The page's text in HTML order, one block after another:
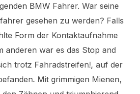
BMW Fahrer. War seine
gesehen zu werden? Falls
Form der Kontaktaufnahme
anderen war es das Stop and
trotz Fahradstreifen!, auf der
Mit grimmigen Mienen,